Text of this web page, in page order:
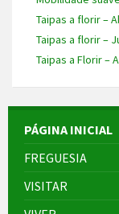
Taipas a florir –
Taipas a florir –
Taipas a Florir –
PÁGINA INICIAL
FREGUESIA
VISITAR